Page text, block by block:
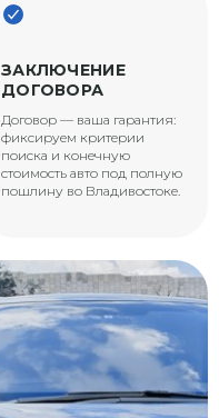
ЗАКЛЮЧЕНИЕ
ДОГОВОРА
Договор — ваша гарантия:
фиксируем критерии
поиска и конечную
стоимость авто под полную
пошлину во Владивостоке.